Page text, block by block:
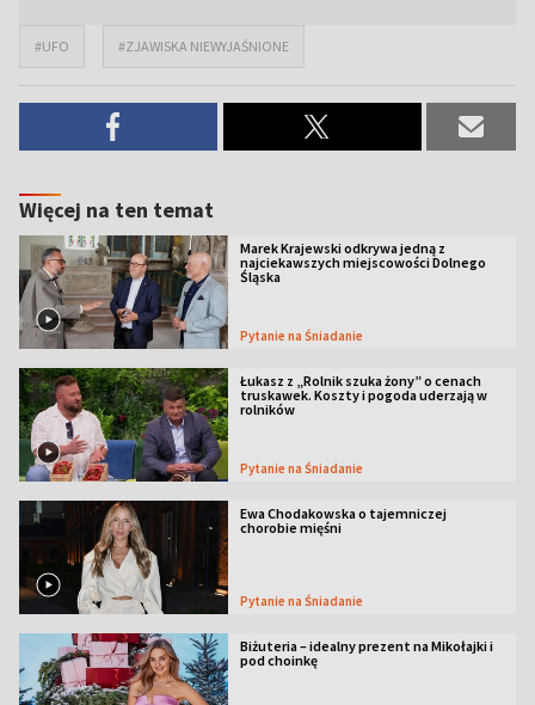
#UFO #ZJAWISKA NIEWYJAŚNIONE
Więcej na ten temat
Marek Krajewski odkrywa jedną z
najciekawszych miejscowości Dolnego
Śląska
Pytanie na Śniadanie
Łukasz z „Rolnik szuka żony” o cenach
truskawek. Koszty i pogoda uderzają w
rolników
Pytanie na Śniadanie
Ewa Chodakowska o tajemniczej
chorobie mięśni
Pytanie na Śniadanie
Biżuteria – idealny prezent na Mikołajki i
pod choinkę